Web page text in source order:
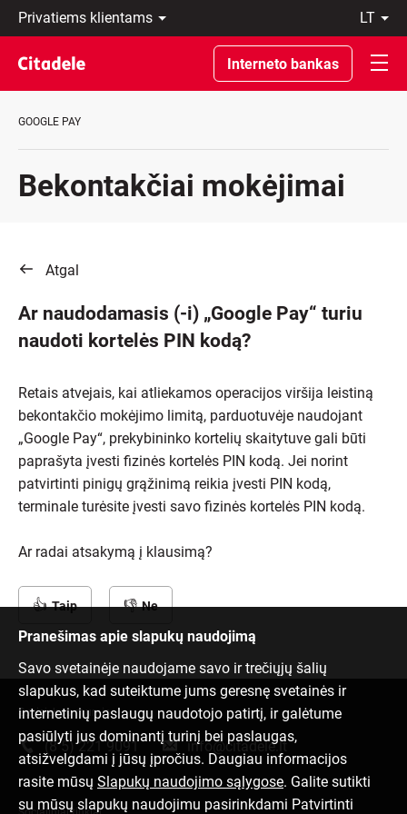
Privatiems
klientams
Verslo
klientams
Private
Apie
REWARDS
lt
LT
EN
Interneto bankas
GOOGLE PAY
Bekontakčiai mokėjimai
Atgal
Ar naudodamasis (-i) „Google Pay“ turiu
naudoti kortelės PIN kodą?
Retais atvejais, kai atliekamos operacijos viršija leistiną
bekontakčio mokėjimo limitą, parduotuvėje naudojant
„Google Pay“, prekybininko kortelių skaitytuve gali būti
paprašyta įvesti fizinės kortelės PIN kodą. Jei norint
patvirtinti pinigų grąžinimą reikia įvesti PIN kodą,
terminale turėsite įvesti savo fizinės kortelės PIN kodą.
Ar radai atsakymą į klausimą?
Taip Ne
Pranešimas apie slapukų naudojimą
Savo svetainėje naudojame savo ir trečiųjų šalių
slapukus, kad suteiktume jums geresnę svetainės ir
internetinių paslaugų naudotojo patirtį, ir galėtume
pasiūlyti jus dominantį turinį bei paslaugas,
atsižvelgdami į jūsų įpročius. Daugiau informacijos
rasite mūsų Slapukų naudojimo sąlygose. Galite sutikti
su mūsų slapukų naudojimu pasirinkdami Patvirtinti
Susisiek su mumis
(8 5) 221 9091 info@citadele.lt